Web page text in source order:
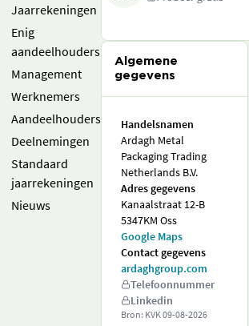
Jaarrekeningen
Enig
aandeelhouders
Management
Werknemers
Aandeelhouders
Deelnemingen
Standaard
jaarrekeningen
Nieuws
Algemene
gegevens
Handelsnamen
Ardagh Metal
Packaging Trading
Netherlands B.V.
Adres gegevens
Kanaalstraat 12-B
5347KM Oss
Google Maps
Contact gegevens
ardaghgroup.com
Telefoonnummer
Linkedin
Bron: KVK09-08-2026